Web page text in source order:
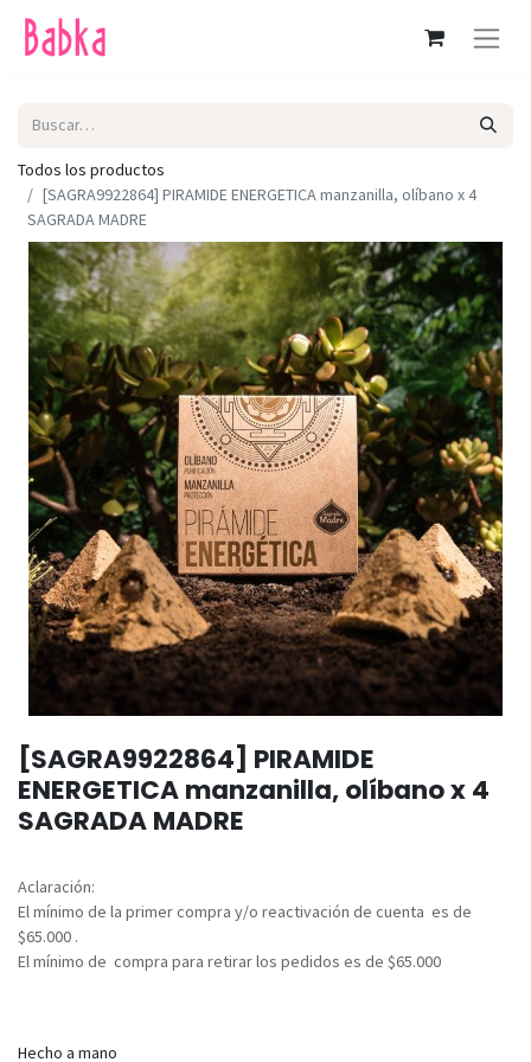
Todos los productos
[SAGRA9922864] PIRAMIDE ENERGETICA manzanilla, olíbano x 4
SAGRADA MADRE
[SAGRA9922864] PIRAMIDE
ENERGETICA manzanilla, olíbano x 4
SAGRADA MADRE
Aclaración:
El mínimo de la primer compra y/o reactivación de cuenta es de
$65.000 .
El mínimo de compra para retirar los pedidos es de $65.000
Hecho a mano